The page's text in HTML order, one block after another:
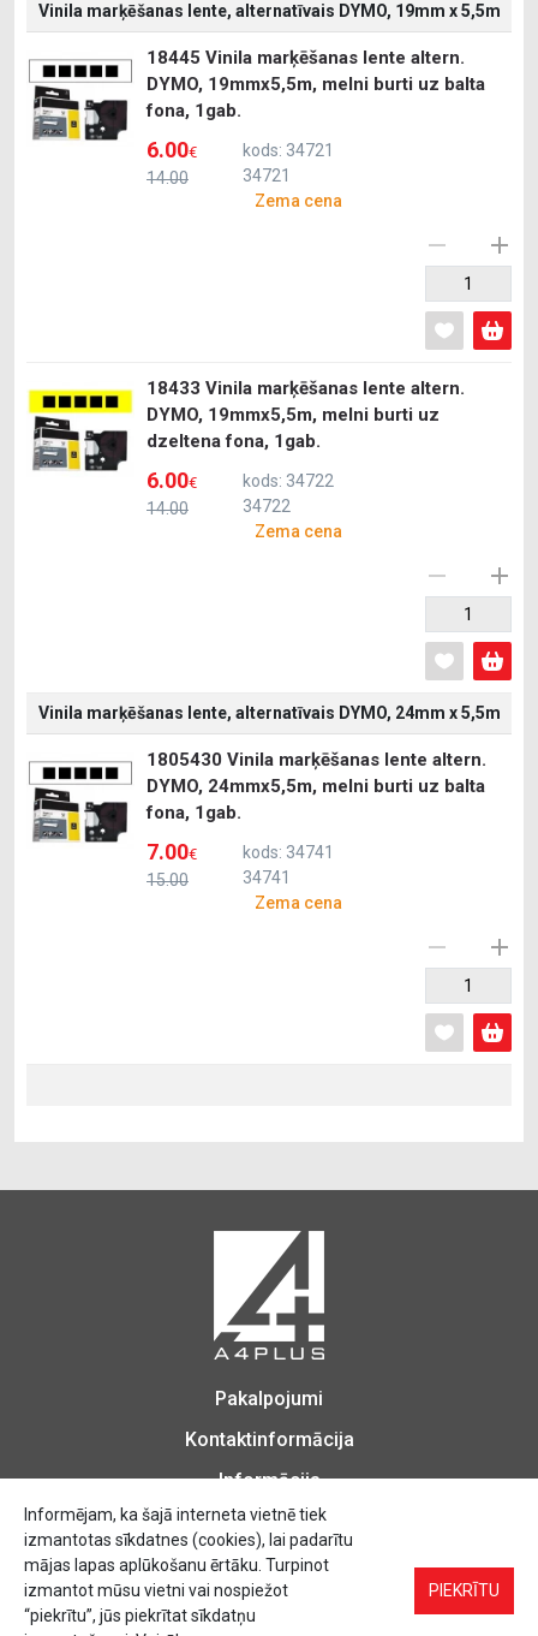
Vinila marķēšanas lente, alternatīvais DYMO, 19mm x 5,5m
18445 Vinila marķēšanas lente altern.
DYMO, 19mmx5,5m, melni burti uz balta
fona, 1gab.
14.00
6.00€
kods: 34721
34721
Zema cena
18433 Vinila marķēšanas lente altern.
DYMO, 19mmx5,5m, melni burti uz
dzeltena fona, 1gab.
14.00
6.00€
kods: 34722
34722
Zema cena
Vinila marķēšanas lente, alternatīvais DYMO, 24mm x 5,5m
1805430 Vinila marķēšanas lente altern.
DYMO, 24mmx5,5m, melni burti uz balta
fona, 1gab.
15.00
7.00€
kods: 34741
34741
Zema cena
Biroja Preces, Zīmogu izgatavošana, Printēšana, Kopēšana, Iesiešana,
Vizītkartes, Skrejlapas, Uzlīmes.
Pakalpojumi
Kontaktinformācija
Informācija
Informējam, ka šajā interneta vietnē tiek
izmantotas sīkdatnes (cookies), lai padarītu
mājas lapas aplūkošanu ērtāku. Turpinot
izmantot mūsu vietni vai nospiežot
“piekrītu”, jūs piekrītat sīkdatņu
PIEKRĪTU